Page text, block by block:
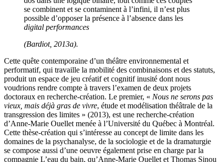
se combinent et se contaminent à l’infini, il n’est plus
possible d’opposer la présence à l’absence dans les
digital performances
(Bardiot, 2013a).
Cette quête contemporaine d’un théâtre environnemental et
performatif, qui travaille la mobilité des combinaisons et des statuts,
produit un espace de jeu créatif et cognitif inusité dont nous
voudrions rendre compte à travers l’examen de deux projets
doctoraux en recherche-création. Le premier, « Nous ne serons pas
vieux, mais déjà gras de vivre, étude et modélisation théâtrale de la
transgression des limites » (2013), est une recherche-création
d’Anne-Marie Ouellet menée à l’Université du Québec à Montréal.
Cette thèse-création qui s’intéresse au concept de limite dans les
domaines de la psychanalyse, de la sociologie et de la dramaturgie
se compose aussi d’une oeuvre également prise en charge par la
compagnie L’eau du bain, qu’Anne-Marie Ouellet et Thomas Sinou